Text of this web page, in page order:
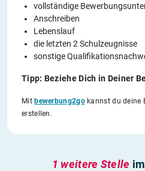
vollständige
Anschreiben
Lebenslauf
die letzten 2 Schulzeugnisse
sonstige
Tipp: Beziehe Dich in Deiner
Mit bewerbung2gokannst du deine
erstellen.
1 weitere Stelle